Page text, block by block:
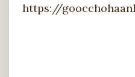
https://